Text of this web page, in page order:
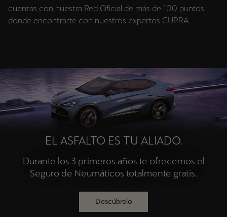
cuentas con nuestra Red Oficial de más de 100 puntos
donde encontrarte con nuestros expertos CUPRA.
EL ASFALTO ES TU ALIADO.
Durante los 3 primeros años te ofrecemos el
Seguro de Neumáticos totalmente gratis.
Descúbrelo